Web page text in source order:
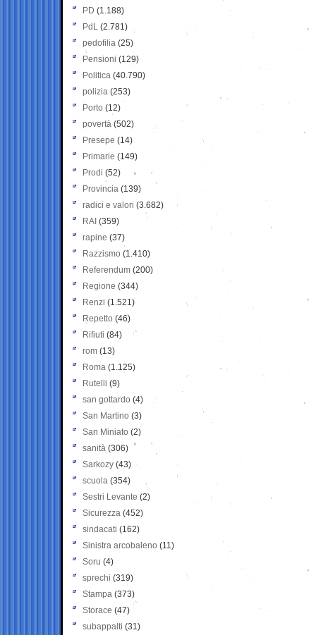
PD (1.188)
PdL (2.781)
pedofilia (25)
Pensioni (129)
Politica (40.790)
polizia (253)
Porto (12)
povertà (502)
Presepe (14)
Primarie (149)
Prodi (52)
Provincia (139)
radici e valori (3.682)
RAI (359)
rapine (37)
Razzismo (1.410)
Referendum (200)
Regione (344)
Renzi (1.521)
Repetto (46)
Rifiuti (84)
rom (13)
Roma (1.125)
Rutelli (9)
san gottardo (4)
San Martino (3)
San Miniato (2)
sanità (306)
Sarkozy (43)
scuola (354)
Sestri Levante (2)
Sicurezza (452)
sindacati (162)
Sinistra arcobaleno (11)
Soru (4)
sprechi (319)
Stampa (373)
Storace (47)
subappalti (31)